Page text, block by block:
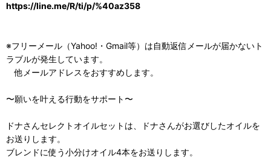
https://line.me/R/ti/p/%40az358
※フリーメール（Yahoo!・Gmail等）は自動返信メールが届かないト
ラブルが発生しています。
他メールアドレスをおすすめします。
〜願いを叶える行動をサポート〜
ドナさんセレクトオイルセットは、ドナさんがお選びしたオイルを
お送りします。
ブレンドに使う小分けオイル4本をお送りします。